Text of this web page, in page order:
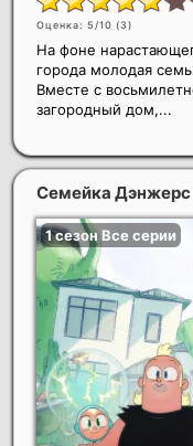
Оценка: 5/10 (3)
На фоне
города молодая
Вместе с
загородный дом,...
Семейка Дэнжерс